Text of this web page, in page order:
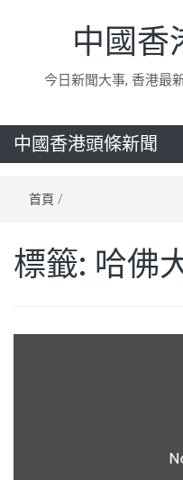
中國香
今日新聞大事, 香港最
中國香港頭條新聞
首頁 /
標籤: 哈佛